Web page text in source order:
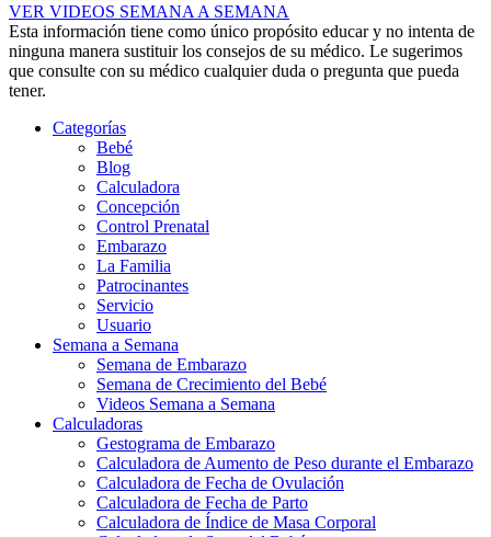
VER VIDEOS SEMANA A SEMANA
Esta información tiene como único propósito educar y no intenta de
ninguna manera sustituir los consejos de su médico. Le sugerimos
que consulte con su médico cualquier duda o pregunta que pueda
tener.
Categorías
Bebé
Blog
Calculadora
Concepción
Control Prenatal
Embarazo
La Familia
Patrocinantes
Servicio
Usuario
Semana a Semana
Semana de Embarazo
Semana de Crecimiento del Bebé
Videos Semana a Semana
Calculadoras
Gestograma de Embarazo
Calculadora de Aumento de Peso durante el Embarazo
Calculadora de Fecha de Ovulación
Calculadora de Fecha de Parto
Calculadora de Índice de Masa Corporal